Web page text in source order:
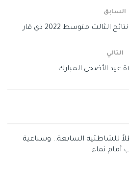
أمس الأربعاء، “إن تعرفة
أن رفعها سيحمل الحكومة
من الاحتلال الإسرائيلي. حيث
مليار شيكل سنويًا، بواقع 240 مليون شيكل شهريًا، منها 200
السابق
الثالث متوسط 2022 ذي قار
التالي
عيد الأضحى المبارك
للشاطئية السابعة.. وسباعية
أمام نماء